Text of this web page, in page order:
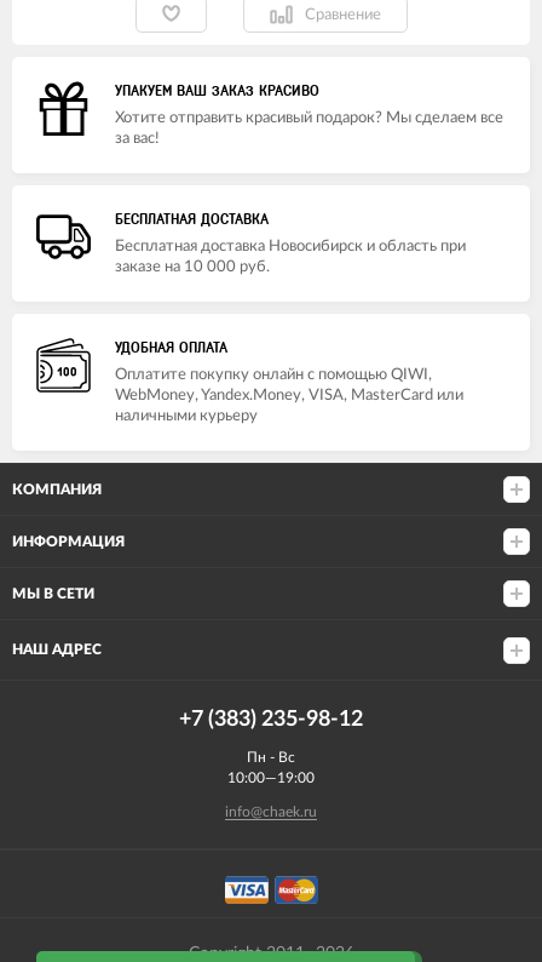
Сравнение
УПАКУЕМ ВАШ ЗАКАЗ КРАСИВО
Хотите отправить красивый подарок? Мы сделаем все
за вас!
БЕСПЛАТНАЯ ДОСТАВКА
Бесплатная доставка Новосибирск и область при
заказе на 10 000 руб.
УДОБНАЯ ОПЛАТА
Оплатите покупку онлайн с помощью QIWI,
WebMoney, Yandex.Money, VISA, MasterCard или
наличными курьеру
КОМПАНИЯ
ИНФОРМАЦИЯ
МЫ В СЕТИ
НАШ АДРЕС
+7 (383) 235-98-12
Пн - Вс
10:00—19:00
info@chaek.ru
Copyright 2011- 2026